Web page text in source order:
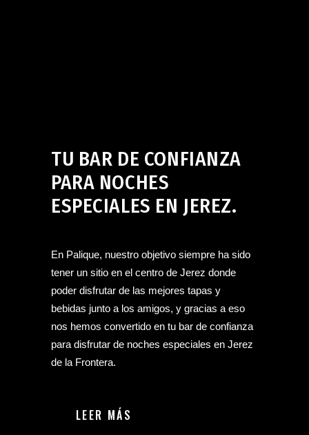
TU BAR DE CONFIANZA
PARA NOCHES
ESPECIALES EN JEREZ.
En Palique, nuestro objetivo siempre ha sido
tener un sitio en el centro de Jerez donde
poder disfrutar de las mejores tapas y
bebidas junto a los amigos, y gracias a eso
nos hemos convertido en tu bar de confianza
para disfrutar de noches especiales en Jerez
de la Frontera.
LEER MÁS